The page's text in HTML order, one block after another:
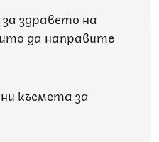
здравето на
да направите
късмета за